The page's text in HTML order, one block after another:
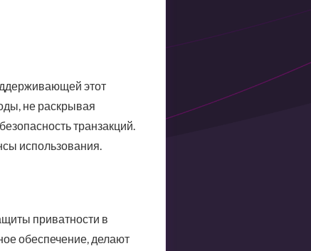
этот
не раскрывая
транзакций.
использования.
приватности в
обеспечение, делают